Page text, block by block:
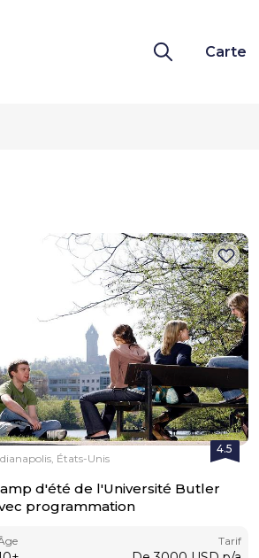
Carte
4.5
États-Unis
d'été de l'Université Butler
programmation
Tarif